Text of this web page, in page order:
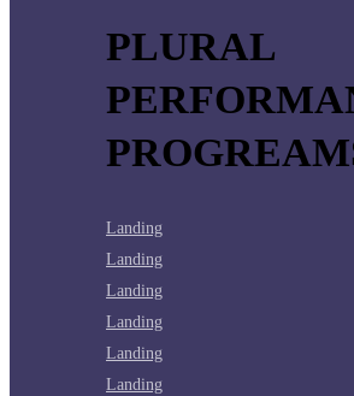
PLURAL
Landing
Landing
Landing
Landing
Landing
Landing